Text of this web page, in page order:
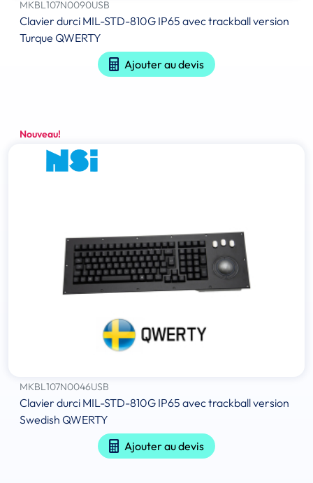
MKBL107N0090USB
Clavier durci MIL-STD-810G IP65 avec trackball version
Turque QWERTY
Ajouter au devis
Nouveau!
MKBL107N0046USB
Clavier durci MIL-STD-810G IP65 avec trackball version
Swedish QWERTY
Ajouter au devis